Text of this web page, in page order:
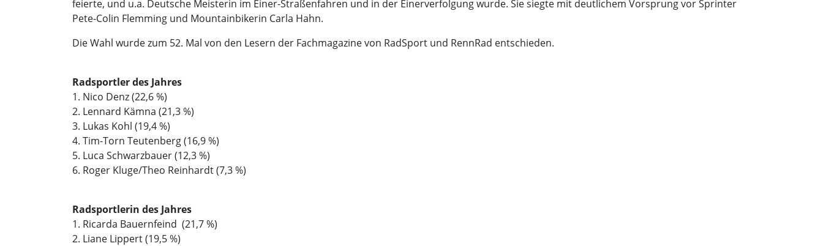
feierte, und u.a. Deutsche Meisterin im Einer-Straßenfahren und in der Einerverfolgung wurde. Sie siegte mit deutlichem Vorsprung vor Sprinter
Pete-Colin Flemming und Mountainbikerin Carla Hahn.
Die Wahl wurde zum 52. Mal von den Lesern der Fachmagazine von RadSport und RennRad entschieden.
Radsportler des Jahres
1. Nico Denz (22,6 %)
2. Lennard Kämna (21,3 %)
3. Lukas Kohl (19,4 %)
4. Tim-Torn Teutenberg (16,9 %)
5. Luca Schwarzbauer (12,3 %)
6. Roger Kluge/Theo Reinhardt (7,3 %)
Radsportlerin des Jahres
1. Ricarda Bauernfeind (21,7 %)
2. Liane Lippert (19,5 %)